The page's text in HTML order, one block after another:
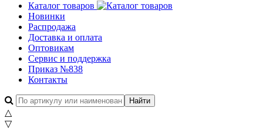
Каталог товаров
Новинки
Распродажа
Доставка и оплата
Оптовикам
Сервис и поддержка
Приказ №838
Контакты
△
▽